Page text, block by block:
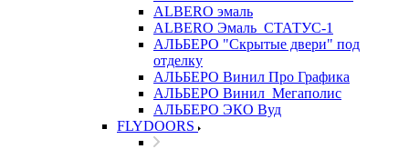
ALBERO эмаль
ALBERO Эмаль_СТАТУС-1
АЛЬБЕРО "Скрытые двери" под
отделку
АЛЬБЕРО Винил Про Графика
АЛЬБЕРО Винил_Мегаполис
АЛЬБЕРО ЭКО Вуд
FLYDOORS